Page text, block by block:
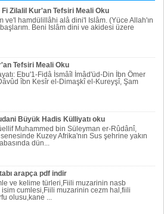
Zilalil Kur'an Tefsiri Meali Oku
ve'l hamdülillâhi alâ dini'l Islâm. (Yüce Allah'ın
Beni Islâm dini ve akidesi üzere
Tefsiri Meali Oku
Ebu'1-Fidâ İsmâîl İmâd'üd-Din İbn Ömer
îbn Kesîr el-Dimaşkî el-Kureyşî, Şam
Büyük Hadis Külliyatı oku
Muhammed bin Süleyman er-Rûdânî,
Kuzey Afrika'nın Sus şehrine yakın
dün...
arapça pdf indir
ve kelime türleri,Fiili muzarinin nasb
cumlesi,Fiili muzarinin cezm hal,fiili
olusu,kane ...